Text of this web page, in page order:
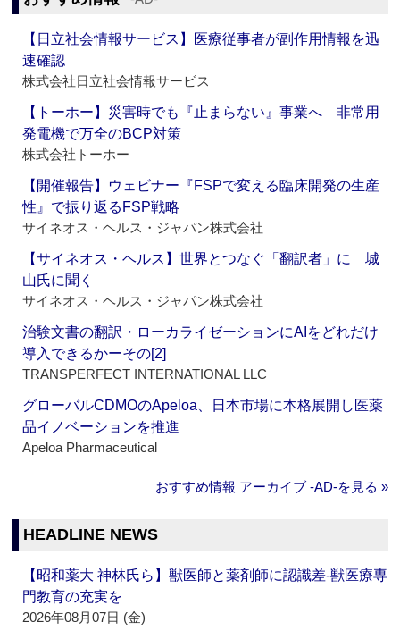
【日立社会情報サービス】医療従事者が副作用情報を迅
速確認
株式会社日立社会情報サービス
【トーホー】災害時でも『止まらない』事業へ 非常用
発電機で万全のBCP対策
株式会社トーホー
【開催報告】ウェビナー『FSPで変える臨床開発の生産
性』で振り返るFSP戦略
サイネオス・ヘルス・ジャパン株式会社
【サイネオス・ヘルス】世界とつなぐ「翻訳者」に 城
山氏に聞く
サイネオス・ヘルス・ジャパン株式会社
治験文書の翻訳・ローカライゼーションにAIをどれだけ
導入できるかーその[2]
TRANSPERFECT INTERNATIONAL LLC
グローバルCDMOのApeloa、日本市場に本格展開し医薬
品イノベーションを推進
Apeloa Pharmaceutical
おすすめ情報 アーカイブ ‐AD‐を見る »
HEADLINE NEWS
【昭和薬大 神林氏ら】獣医師と薬剤師に認識差‐獣医療専
門教育の充実を
2026年08月07日 (金)